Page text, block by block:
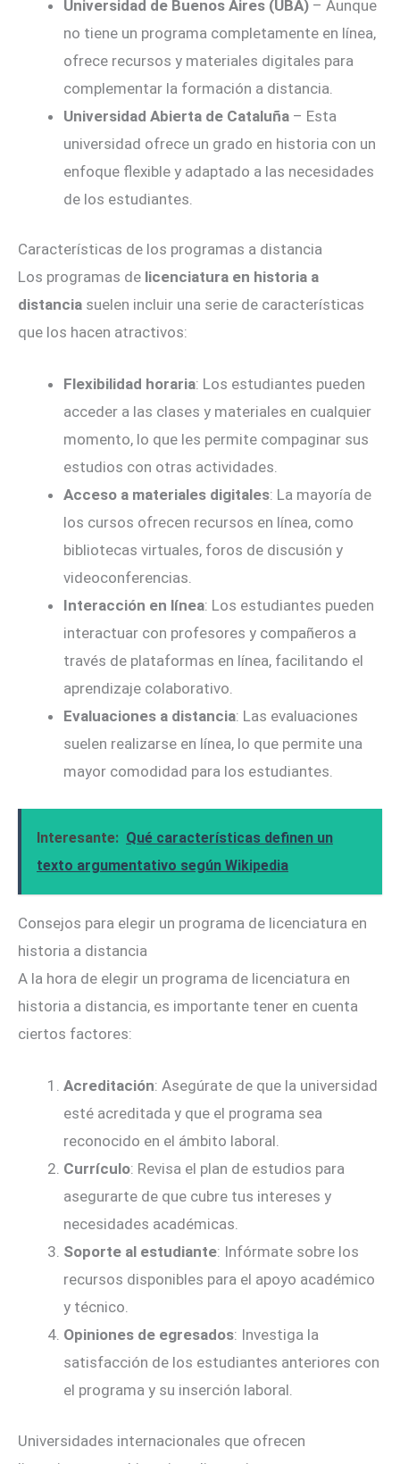
Universidad de Buenos Aires (UBA) – Aunque
no tiene un programa completamente en línea,
ofrece recursos y materiales digitales para
complementar la formación a distancia.
Universidad Abierta de Cataluña – Esta
universidad ofrece un grado en historia con un
enfoque flexible y adaptado a las necesidades
de los estudiantes.
Características de los programas a distancia
Los programas de licenciatura en historia a
distancia suelen incluir una serie de características
que los hacen atractivos:
Flexibilidad horaria: Los estudiantes pueden
acceder a las clases y materiales en cualquier
momento, lo que les permite compaginar sus
estudios con otras actividades.
Acceso a materiales digitales: La mayoría de
los cursos ofrecen recursos en línea, como
bibliotecas virtuales, foros de discusión y
videoconferencias.
Interacción en línea: Los estudiantes pueden
interactuar con profesores y compañeros a
través de plataformas en línea, facilitando el
aprendizaje colaborativo.
Evaluaciones a distancia: Las evaluaciones
suelen realizarse en línea, lo que permite una
mayor comodidad para los estudiantes.
Interesante: Qué características definen un
texto argumentativo según Wikipedia
Consejos para elegir un programa de licenciatura en
historia a distancia
A la hora de elegir un programa de licenciatura en
historia a distancia, es importante tener en cuenta
ciertos factores:
Acreditación: Asegúrate de que la universidad
esté acreditada y que el programa sea
reconocido en el ámbito laboral.
Currículo: Revisa el plan de estudios para
asegurarte de que cubre tus intereses y
necesidades académicas.
Soporte al estudiante: Infórmate sobre los
recursos disponibles para el apoyo académico
y técnico.
Opiniones de egresados: Investiga la
satisfacción de los estudiantes anteriores con
el programa y su inserción laboral.
Universidades internacionales que ofrecen